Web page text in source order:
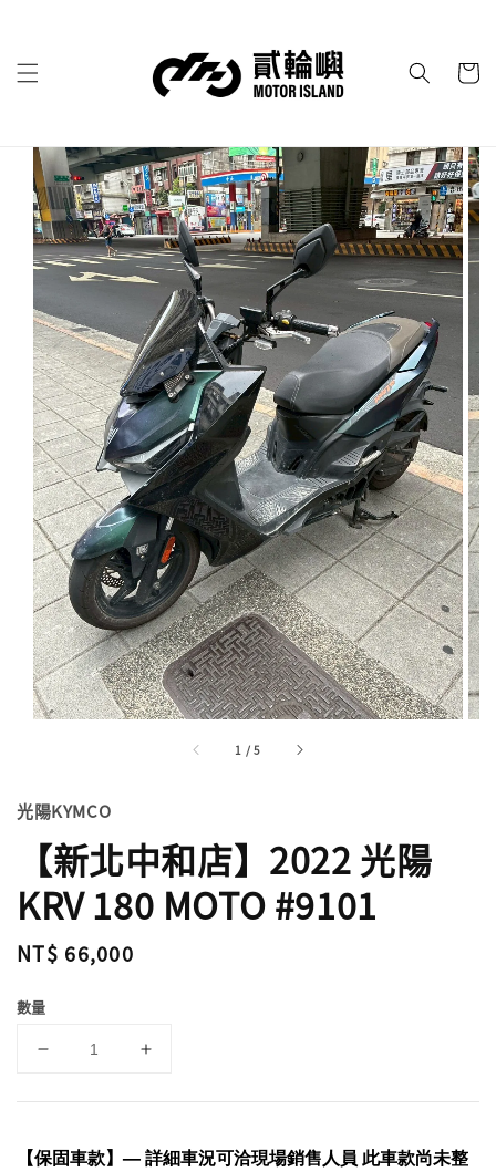
1 /5
光陽KYMCO
【新北中和店】2022 光陽
KRV 180 MOTO #9101
Regular
NT$ 66,000
數量
【保固車款】— 詳細車況可洽現場銷售人員 此車款尚未整